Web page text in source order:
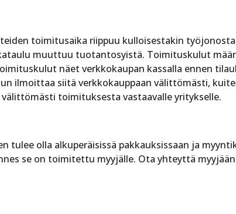
toimitusaika riippuu kulloisestakin
muuttuu tuotantosyistä. Toimituskulut
näet verkkokaupan kassalla ennen
ilmoittaa siitä verkkokauppaan välittömästi,
toimituksesta vastaavalle yritykselle.
olla alkuperäisissä pakkauksissaan ja
se on toimitettu myyjälle. Ota yhteyttä